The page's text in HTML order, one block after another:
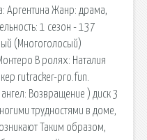
Аргентина Жанр: драма,
1 сезон - 137
(Многоголосый)
В ролях: Наталия
rutracker-pro.fun.
Возвращение ) диск 3
трудностями в доме,
Таким образом,